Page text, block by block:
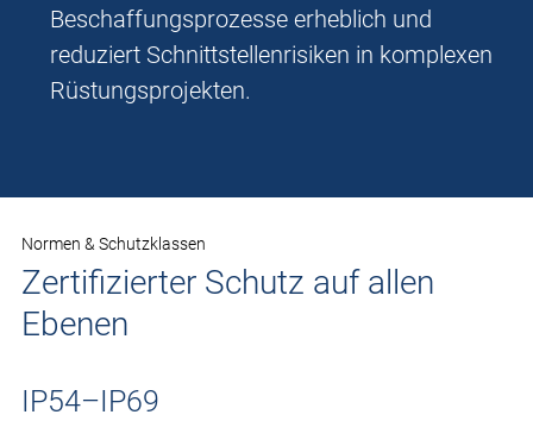
Beschaffungsprozesse erheblich und
reduziert Schnittstellenrisiken in komplexen
Rüstungsprojekten.
Normen & Schutzklassen
Zertifizierter Schutz auf allen
Ebenen
IP54–IP69